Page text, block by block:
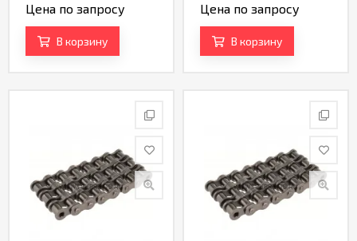
Цена по запросу
В корзину
Цена по запросу
В корзину